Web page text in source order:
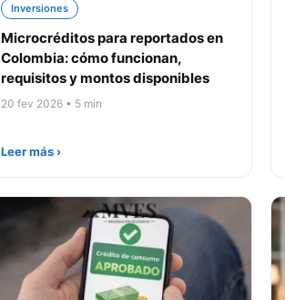
Inversiones
Microcréditos para reportados en
Colombia: cómo funcionan,
requisitos y montos disponibles
20 fev 2026 • 5 min
Leer más ›